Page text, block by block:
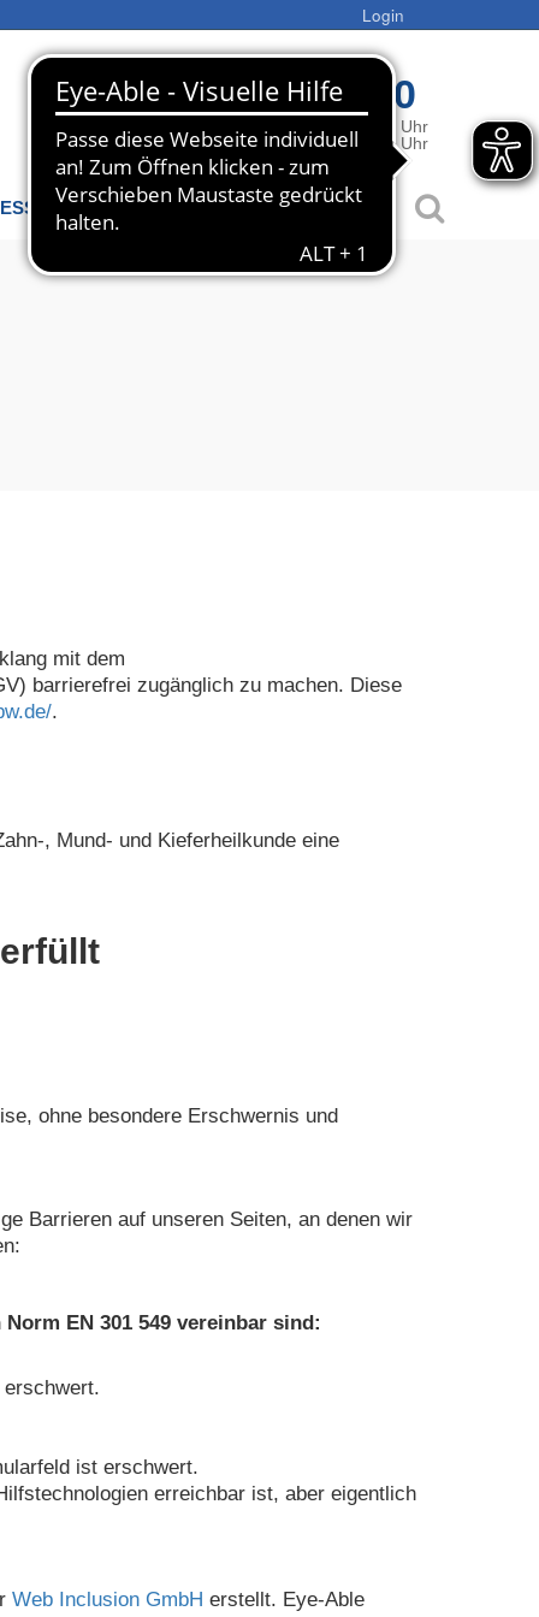
Login
0800 1424340
08:00 - 15:30 Uhr
FR
08:00 - 13:00 Uhr
LINKS KONTAKT
mit dem
barrierefrei zugänglich zu machen. Diese
.
, Mund- und Kieferheilkunde eine
ohne besondere Erschwernis und
Barrieren auf unseren Seiten, an denen wir
EN 301 549 vereinbar sind:
ist erschwert.
erreichbar ist, aber eigentlich
Web Inclusion GmbH erstellt. Eye-Able